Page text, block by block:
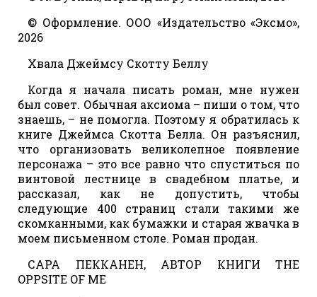
© Оформление. ООО «Издательство «Эксмо»,
2026
Хвала Джеймсу Скотту Беллу
Когда я начала писать роман, мне нужен
был совет. Обычная аксиома – пиши о том, что
знаешь, – не помогла. Поэтому я обратилась к
книге Джеймса Скотта Белла. Он разъяснил,
что организовать великолепное появление
персонажа – это все равно что спуститься по
винтовой лестнице в свадебном платье, и
рассказал, как не допустить, чтобы
следующие 400 страниц стали такими же
скомканными, как бумажки и старая жвачка в
моем письменном столе. Роман продан.
САРА ПЕККАНЕН, АВТОР КНИГИ THE
OPPSITE OF ME